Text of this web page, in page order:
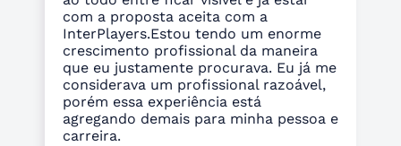
com a proposta aceita com a
InterPlayers.Estou tendo um enorme
crescimento profissional da maneira
que eu justamente procurava. Eu já me
considerava um profissional razoável,
porém essa experiência está
agregando demais para minha pessoa e
carreira.